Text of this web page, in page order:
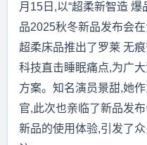
月15日,以“超柔新智造
品2025秋冬新品发布会
超柔床品推出了罗莱 无
科技直击睡眠痛点,为广
方案。知名演员景甜,她
官,此次也亲临了新品发
新品的使用体验,引发了